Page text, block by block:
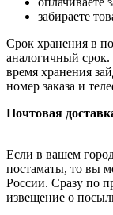
забираете
Срок хранения в
аналогичный
время хранения
номер заказа и
Почтовая
Если в вашем
постаматы, то вы
России. Сразу по
извещение о